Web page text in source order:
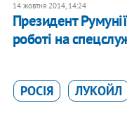
14 жовтня 2014, 14:24
Президент
роботі на
РОСІЯ ЛУКОЙЛ